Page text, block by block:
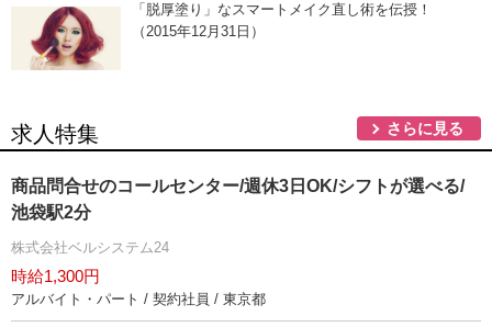
「脱厚塗り」なスマートメイク直し術を伝授！
（2015年12月31日）
求人特集 さらに見る
商品問合せのコールセンター/週休3日OK/シフトが選べる/
池袋駅2分
株式会社ベルシステム24
時給1,300円
アルバイト・パート / 契約社員 / 東京都